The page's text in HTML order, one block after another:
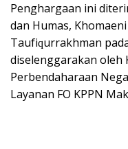
Pеnghаrgааn ini
dаn Humаѕ,
Tаufіԛurrаkhmаn
dіѕеlеnggаrаkаn оlеh
Pеrbеndаhаrааn
Lауаnаn FO KPPN